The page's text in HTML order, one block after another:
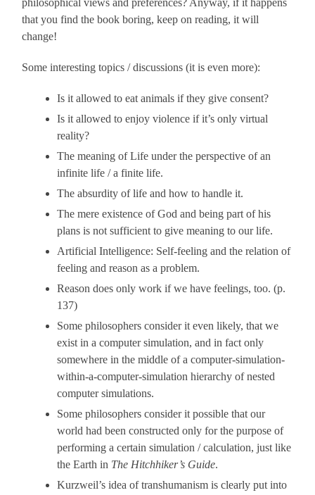
philosophical views and preferences? Anyway, if it happens
that you find the book boring, keep on reading, it will
change!
Some interesting topics / discussions (it is even more):
Is it allowed to eat animals if they give consent?
Is it allowed to enjoy violence if it’s only virtual
reality?
The meaning of Life under the perspective of an
infinite life / a finite life.
The absurdity of life and how to handle it.
The mere existence of God and being part of his
plans is not sufficient to give meaning to our life.
Artificial Intelligence: Self-feeling and the relation of
feeling and reason as a problem.
Reason does only work if we have feelings, too. (p.
137)
Some philosophers consider it even likely, that we
exist in a computer simulation, and in fact only
somewhere in the middle of a computer-simulation-
within-a-computer-simulation hierarchy of nested
computer simulations.
Some philosophers consider it possible that our
world had been constructed only for the purpose of
performing a certain simulation / calculation, just like
the Earth in The Hitchhiker’s Guide.
Kurzweil’s idea of transhumanism is clearly put into